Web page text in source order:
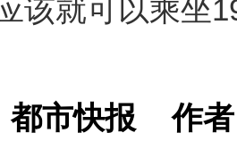
该就可以乘坐
都市快报作